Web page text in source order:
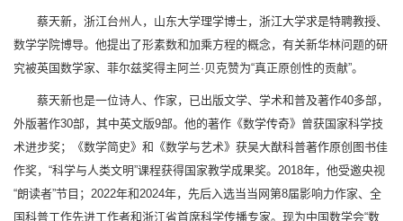
蔡天新，浙江台州人，山东大学理学博士，浙江大学求是特聘教授、
数学学院博导。他提出了形素数和加乘方程的概念，有关新华林问题的研
究被英国数学家、菲尔兹奖得主阿兰·贝克赞为“真正原创性的贡献”。
蔡天新也是一位诗人、作家，已出版文学、学术和普及著作40多部，
外版著作30部，其中英文版9部。他的著作《数学传奇》曾获国家科学技
术进步奖；《数学简史》和《数学与艺术》获吴大猷科普著作原创图书佳
作奖，“科学与人类文明”课程获得国家教学成果奖。2018年，他受邀央视
“朗读者”节目；2022年和2024年，先后入选当当网第8届影响力作家、全
国科普工作先进工作者和浙江省首席科学传播专家。现为中国数学会“数